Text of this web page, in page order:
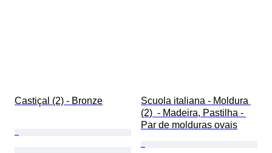
Castiçal (2) - Bronze
Scuola italiana - Moldura
(2)  - Madeira, Pastilha -
Par de molduras ovais